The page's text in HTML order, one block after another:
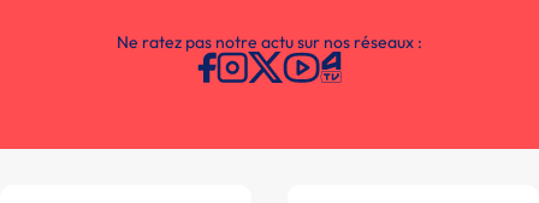
Ne ratez pas notre actu sur nos réseaux :